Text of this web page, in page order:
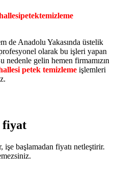
de Anadolu Yakasında üstelik
olarak bu işleri yapan
nedenle gelin hemen firmamızın
petek temizleme işlemleri
fiyat
başlamadan fiyatı netleştirir.